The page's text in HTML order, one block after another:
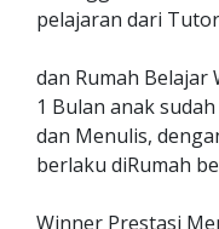
pelajaran dari
dan Rumah Belajar
1 Bulan anak
dan Menulis,
berlaku diRumah
Winner Prestasi